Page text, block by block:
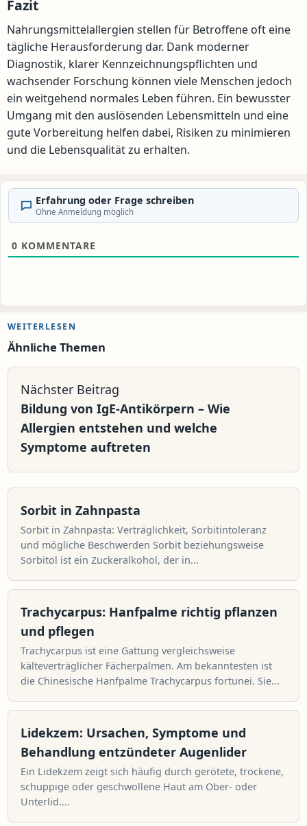
Fazit
Nahrungsmittelallergien stellen für Betroffene oft eine
tägliche Herausforderung dar. Dank moderner
Diagnostik, klarer Kennzeichnungspflichten und
wachsender Forschung können viele Menschen jedoch
ein weitgehend normales Leben führen. Ein bewusster
Umgang mit den auslösenden Lebensmitteln und eine
gute Vorbereitung helfen dabei, Risiken zu minimieren
und die Lebensqualität zu erhalten.
Erfahrung oder Frage schreiben
Ohne Anmeldung möglich
0 KOMMENTARE
WEITERLESEN
Ähnliche Themen
Nächster Beitrag
Bildung von IgE-Antikörpern – Wie
Allergien entstehen und welche
Symptome auftreten
Sorbit in Zahnpasta
Sorbit in Zahnpasta: Verträglichkeit, Sorbitintoleranz
und mögliche Beschwerden Sorbit beziehungsweise
Sorbitol ist ein Zuckeralkohol, der in...
Trachycarpus: Hanfpalme richtig pflanzen
und pflegen
Trachycarpus ist eine Gattung vergleichsweise
kälteverträglicher Fächerpalmen. Am bekanntesten ist
die Chinesische Hanfpalme Trachycarpus fortunei. Sie...
Lidekzem: Ursachen, Symptome und
Behandlung entzündeter Augenlider
Ein Lidekzem zeigt sich häufig durch gerötete, trockene,
schuppige oder geschwollene Haut am Ober- oder
Unterlid....